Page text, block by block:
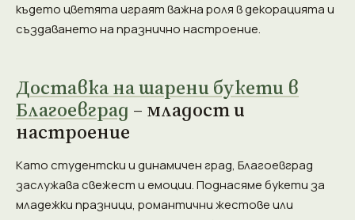
където цветята играят важна роля в декорацията и
създаването на празнично настроение.
Доставка на шарени букети в
Благоевград – младост и
настроение
Като студентски и динамичен град, Благоевград
заслужава свежест и емоции. Поднасяме букети за
младежки празници, романтични жестове или